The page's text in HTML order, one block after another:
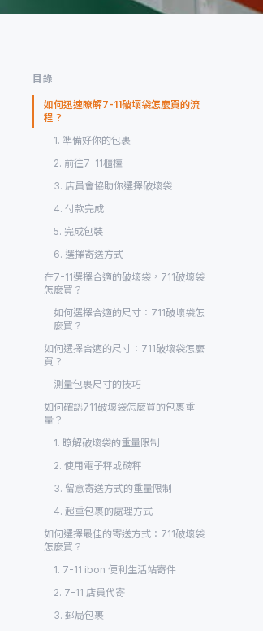
目錄
如何迅速瞭解7-11破壞袋怎麼買的流
程？
1. 準備好你的包裹
2. 前往7-11櫃檯
3. 店員會協助你選擇破壞袋
4. 付款完成
5. 完成包裝
6. 選擇寄送方式
在7-11選擇合適的破壞袋，711破壞袋
怎麼買？
如何選擇合適的尺寸：711破壞袋怎
麼買？
如何選擇合適的尺寸：711破壞袋怎麼
買？
測量包裹尺寸的技巧
如何確認711破壞袋怎麼買的包裹重
量？
1. 瞭解破壞袋的重量限制
2. 使用電子秤或磅秤
3. 留意寄送方式的重量限制
4. 超重包裹的處理方式
如何選擇最佳的寄送方式：711破壞袋
怎麼買？
1. 7-11 ibon 便利生活站寄件
2. 7-11 店員代寄
3. 郵局包裹